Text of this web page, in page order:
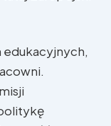
edukacyjnych,